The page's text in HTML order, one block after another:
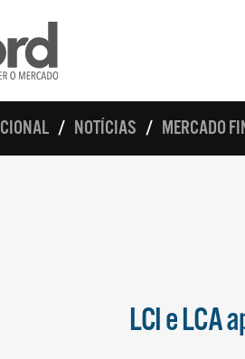
NOTÍCIAS MERCADO
LCI e LCA